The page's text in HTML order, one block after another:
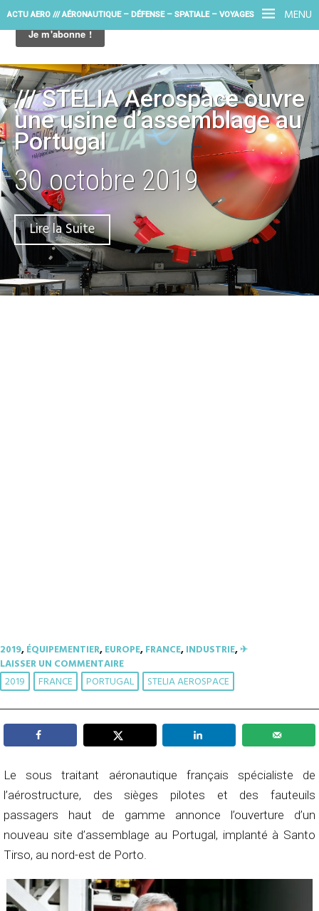
MENU
ACTU AERO /// AÉRONAUTIQUE – DÉFENSE – SPATIALE – VOYAGES
/// STELIA Aerospace ouvre
une usine d’assemblage au
Portugal
30 octobre 2019
Lire la Suite
2019,ÉQUIPEMENTIER,EUROPE,FRANCE,INDUSTRIE,✈︎
LAISSER UN COMMENTAIRE
2019 FRANCE PORTUGAL STELIA AEROSPACE
Le sous traitant aéronautique français spécialiste de
l’aérostructure, des sièges pilotes et des fauteuils
passagers haut de gamme annonce l’ouverture d’un
nouveau site d’assemblage au Portugal, implanté à Santo
Tirso, au nord-est de Porto.